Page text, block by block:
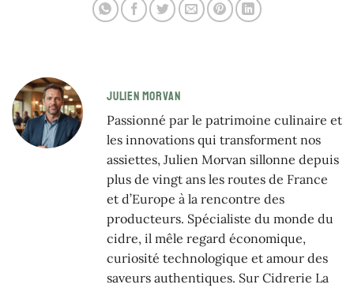
JULIEN MORVAN
Passionné par le patrimoine culinaire et
les innovations qui transforment nos
assiettes, Julien Morvan sillonne depuis
plus de vingt ans les routes de France
et d’Europe à la rencontre des
producteurs. Spécialiste du monde du
cidre, il mêle regard économique,
curiosité technologique et amour des
saveurs authentiques. Sur Cidrerie La